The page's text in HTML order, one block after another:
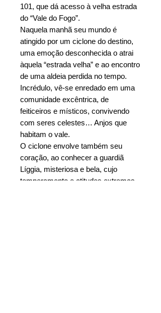
101, que dá acesso à velha estrada
do “Vale do Fogo”.
Naquela manhã seu mundo é
atingido por um ciclone do destino,
uma emoção desconhecida o atrai
àquela “estrada velha” e ao encontro
de uma aldeia perdida no tempo.
Incrédulo, vê-se enredado em uma
comunidade excêntrica, de
feiticeiros e místicos, convivendo
com seres celestes… Anjos que
habitam o vale.
O ciclone envolve também seu
coração, ao conhecer a guardiã
Líggia, misteriosa e bela, cujo
temperamento e atitudes extremas